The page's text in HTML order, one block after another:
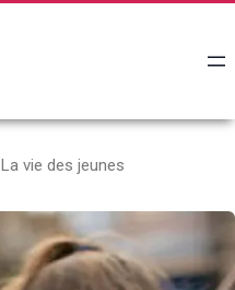
La vie des jeunes